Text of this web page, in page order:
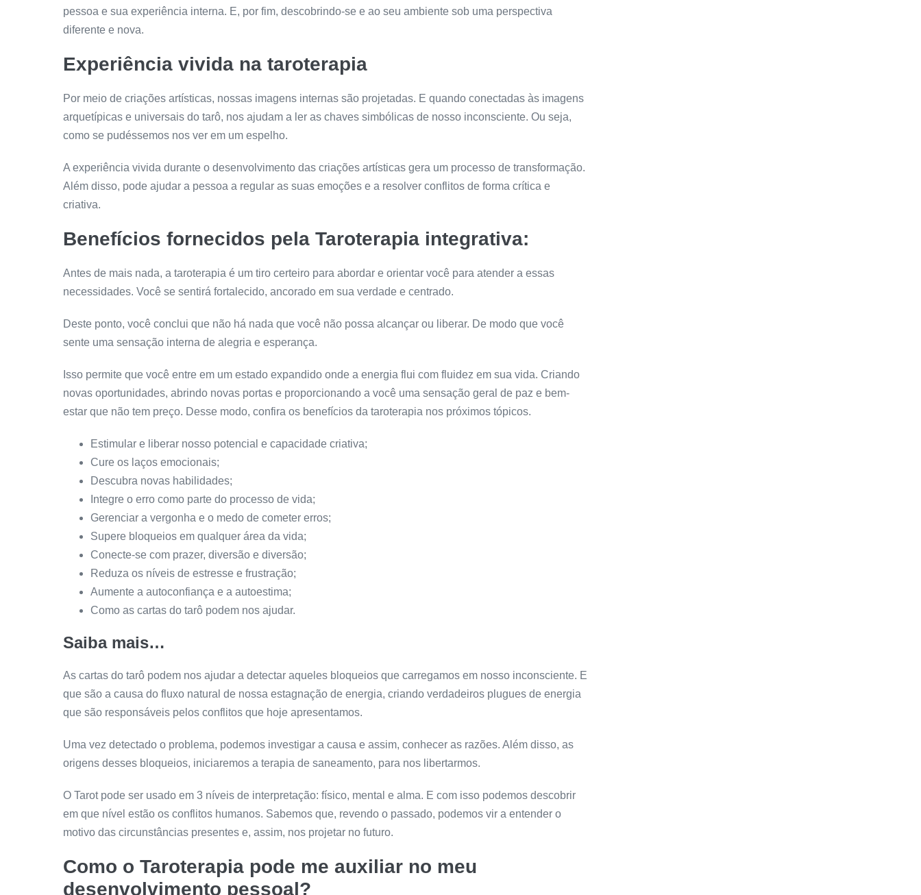
pessoa e sua experiência interna. E, por fim, descobrindo-se e ao seu ambiente sob uma perspectiva
diferente e nova.
Experiência vivida na taroterapia
Por meio de criações artísticas, nossas imagens internas são projetadas. E quando conectadas às imagens
arquetípicas e universais do tarô, nos ajudam a ler as chaves simbólicas de nosso inconsciente. Ou seja,
como se pudéssemos nos ver em um espelho.
A experiência vivida durante o desenvolvimento das criações artísticas gera um processo de transformação.
Além disso, pode ajudar a pessoa a regular as suas emoções e a resolver conflitos de forma crítica e
criativa.
Benefícios fornecidos pela Taroterapia integrativa:
Antes de mais nada, a taroterapia é um tiro certeiro para abordar e orientar você para atender a essas
necessidades. Você se sentirá fortalecido, ancorado em sua verdade e centrado.
Deste ponto, você conclui que não há nada que você não possa alcançar ou liberar. De modo que você
sente uma sensação interna de alegria e esperança.
Isso permite que você entre em um estado expandido onde a energia flui com fluidez em sua vida. Criando
novas oportunidades, abrindo novas portas e proporcionando a você uma sensação geral de paz e bem-
estar que não tem preço. Desse modo, confira os benefícios da taroterapia nos próximos tópicos.
Estimular e liberar nosso potencial e capacidade criativa;
Cure os laços emocionais;
Descubra novas habilidades;
Integre o erro como parte do processo de vida;
Gerenciar a vergonha e o medo de cometer erros;
Supere bloqueios em qualquer área da vida;
Conecte-se com prazer, diversão e diversão;
Reduza os níveis de estresse e frustração;
Aumente a autoconfiança e a autoestima;
Como as cartas do tarô podem nos ajudar.
Saiba mais…
As cartas do tarô podem nos ajudar a detectar aqueles bloqueios que carregamos em nosso inconsciente. E
que são a causa do fluxo natural de nossa estagnação de energia, criando verdadeiros plugues de energia
que são responsáveis pelos conflitos que hoje apresentamos.
Uma vez detectado o problema, podemos investigar a causa e assim, conhecer as razões. Além disso, as
origens desses bloqueios, iniciaremos a terapia de saneamento, para nos libertarmos.
O Tarot pode ser usado em 3 níveis de interpretação: físico, mental e alma. E com isso podemos descobrir
em que nível estão os conflitos humanos. Sabemos que, revendo o passado, podemos vir a entender o
motivo das circunstâncias presentes e, assim, nos projetar no futuro.
Como o Taroterapia pode me auxiliar no meu
desenvolvimento pessoal?